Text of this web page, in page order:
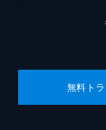
無料ト